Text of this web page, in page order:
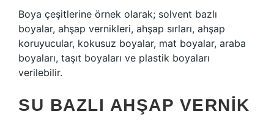
Boya çeşitlerine örnek olarak; solvent bazlı
boyalar, ahşap vernikleri, ahşap sırları, ahşap
koruyucular, kokusuz boyalar, mat boyalar, araba
boyaları, taşıt boyaları ve plastik boyaları
verilebilir.
SU BAZLI AHŞAP VERNIK